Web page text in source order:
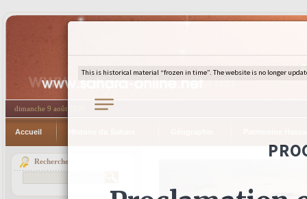
dimanche 9 août 2026
Accueil
Recherche